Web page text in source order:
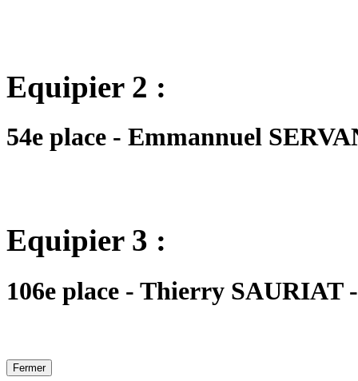
Equipier 2 :
54e place - Emmannuel
Equipier 3 :
106e place - Thierry SAURIAT
Fermer